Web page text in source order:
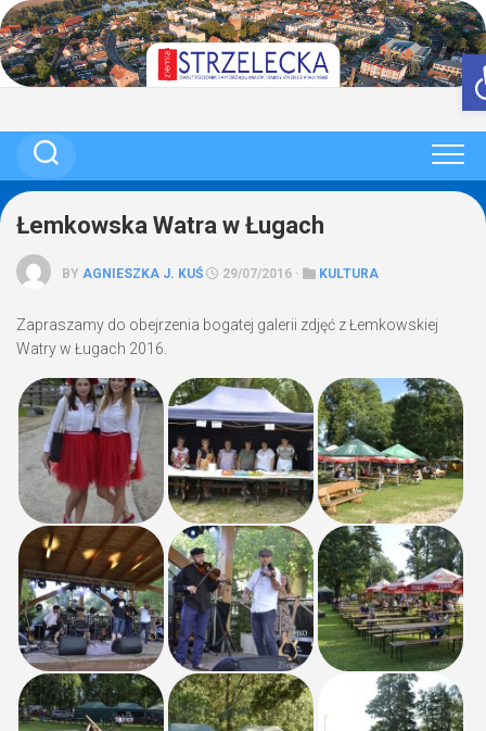
Skip
to
content
Łemkowska Watra w Ługach
BY AGNIESZKA J. KUŚ 29/07/2016 · KULTURA
Zapraszamy do obejrzenia bogatej galerii zdjęć z Łemkowskiej
Watry w Ługach 2016.